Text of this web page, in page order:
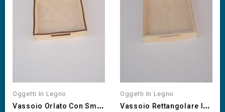
Oggetti In Legno
V
Assoio Orlato Con Smerli...
Oggetti In Legno
V
Assoio Rettangolare In...